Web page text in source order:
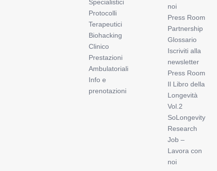
Specialistici
Protocolli
Terapeutici
Biohacking
Clinico
Prestazioni
Ambulatoriali
Info e
prenotazioni
noi
Press Room
Partnership
Glossario
Iscriviti alla
newsletter
Press Room
Il Libro della
Longevità
Vol.2
SoLongevity
Research
Job –
Lavora con
noi